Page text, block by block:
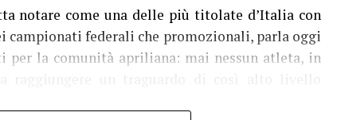
notare come una delle più titolate d’Italia con
campionati federali che promozionali, parla oggi
per la comunità apriliana: mai nessun atleta, in